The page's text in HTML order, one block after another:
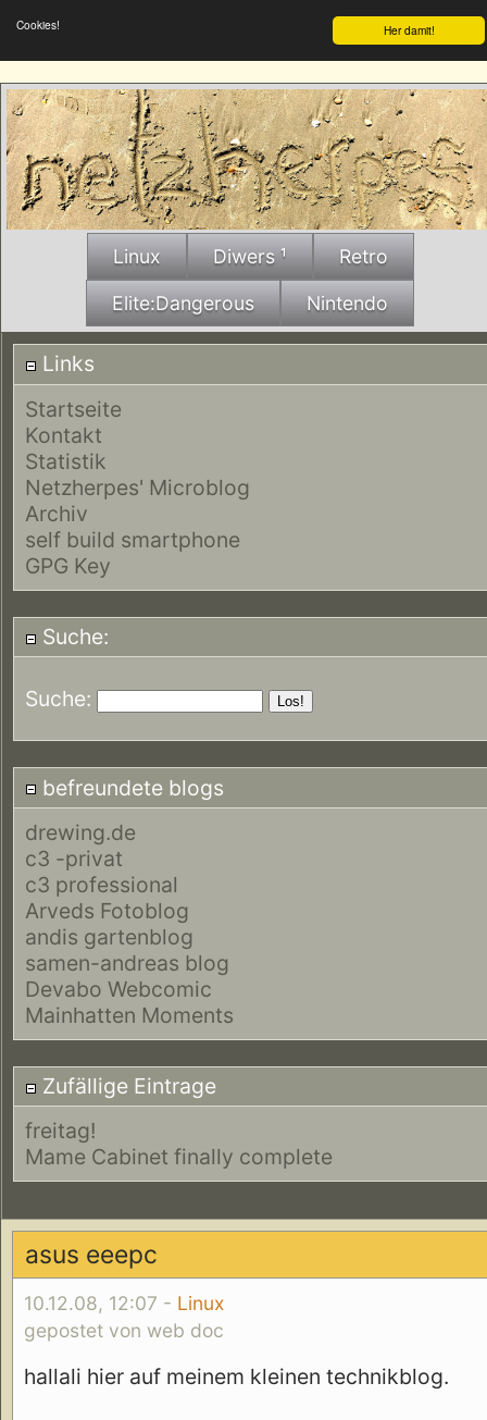
Her damit!
Cookies!
Linux Diwers ¹ Retro
Elite:Dangerous Nintendo
Links
Startseite
Kontakt
Statistik
Netzherpes' Microblog
Archiv
self build smartphone
GPG Key
Suche:
Suche:
befreundete blogs
drewing.de
c3 -privat
c3 professional
Arveds Fotoblog
andis gartenblog
samen-andreas blog
Devabo Webcomic
Mainhatten Moments
Zufällige Eintrage
freitag!
Mame Cabinet finally complete
asus eeepc
10.12.08, 12:07 - Linux
gepostet von web doc
hallali hier auf meinem kleinen technikblog.